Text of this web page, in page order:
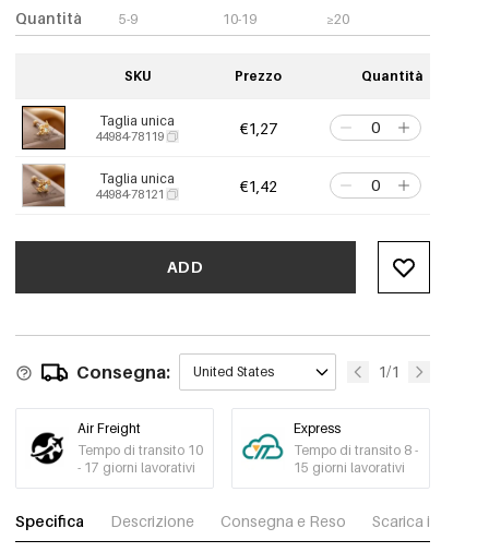
Quantità
5-9 10-19 ≥20
SKU Prezzo Quantità
Taglia unica
44984-78119 €1,27
Taglia unica
44984-78121 €1,42
ADD
Consegna: United States 1/1
Air Freight
Tempo di transito 10
- 17 giorni lavorativi
Express
Tempo di transito 8 -
15 giorni lavorativi
Specifica Descrizione Consegna e Reso Scarica immagini